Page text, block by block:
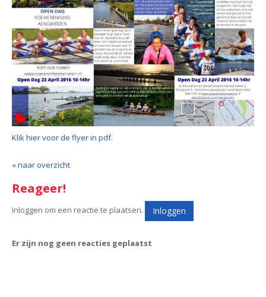
Klik hier voor de flyer in pdf.
« naar overzicht
Reageer!
Inloggen om een reactie te plaatsen. Inloggen
Er zijn nog geen reacties geplaatst